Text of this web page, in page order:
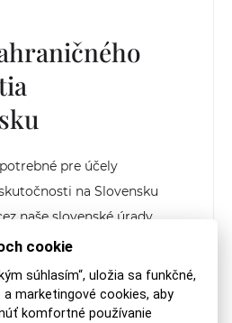
pre účely
na Slovensku
naše slovenské úrady
VIAC
cookie
súhlasím“, uložia sa funkčné,
marketingové cookies, aby
komfortné používanie